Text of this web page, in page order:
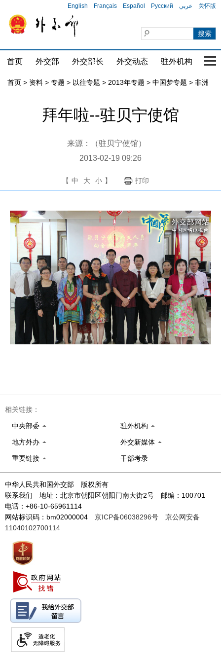
English Français Español Русский عربي 关怀版
首页 外交部 外交部长 外交动态 驻外机构 国
首页 > 资料 > 专题 > 以往专题 > 2013年专题 > 中国梦专题 > 非洲
拜年啦--驻贝宁使馆
来源：（驻贝宁使馆）
2013-02-19 09:26
【 中 大 小 】 打印
相关链接：
中央部委 驻外机构
地方外办 外交新媒体
重要链接 干部考录
中华人民共和国外交部 版权所有
联系我们 地址：北京市朝阳区朝阳门南大街2号 邮编：100701
电话：+86-10-65961114
网站标识码：bm02000004 京ICP备06038296号
京公网安备
11040102700114